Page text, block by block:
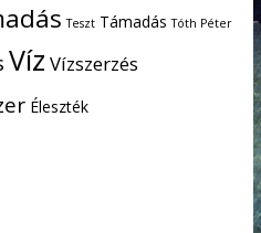
Teszt Támadás Tóth Péter
Víz Vízszerzés
Éleszték